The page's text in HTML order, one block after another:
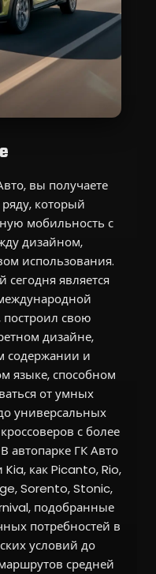
вы получаете
который
мобильность с
дизайном,
использования.
сегодня является
свою
дизайне,
содержании и
языке, способном
от умных
универсальных
с более
автопарке ГК Авто
как Picanto, Rio,
Sorento, Stonic,
подобранные
потребностей в
условий до
средней